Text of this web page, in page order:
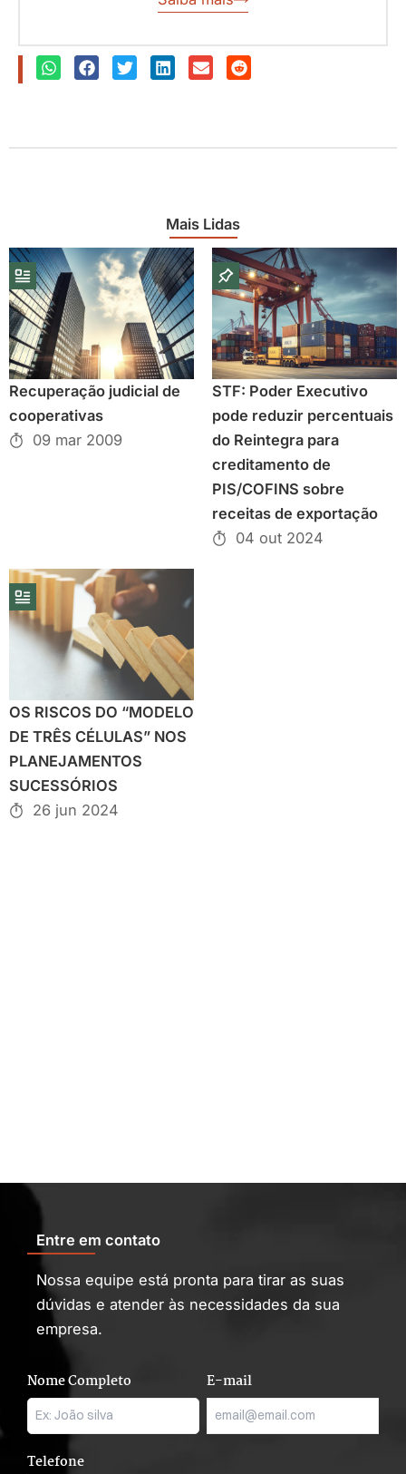
Mais Lidas
Recuperação judicial de
cooperativas
09 mar 2009
STF: Poder Executivo
pode reduzir percentuais
do Reintegra para
creditamento de
PIS/COFINS sobre
receitas de exportação
04 out 2024
OS RISCOS DO “MODELO
DE TRÊS CÉLULAS” NOS
PLANEJAMENTOS
SUCESSÓRIOS
26 jun 2024
Entre em contato
Nossa equipe está pronta para tirar as suas
dúvidas e atender às necessidades da sua
empresa.
Nome Completo E-mail
Telefone